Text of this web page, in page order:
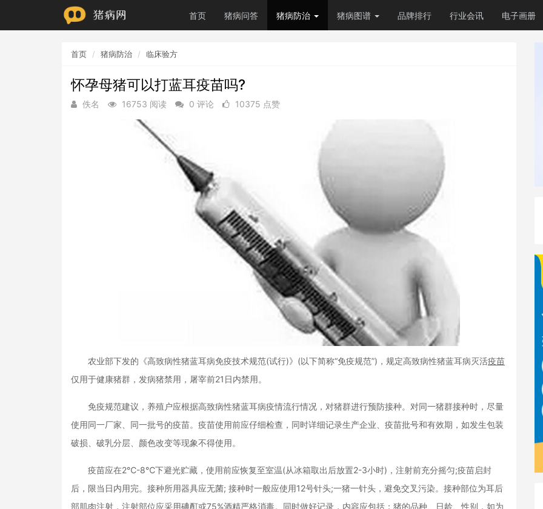
首页 猪病问答 猪病防治 猪病图谱 品牌排行 行业会讯 电子画册
首页 猪病防治 临床验方
怀孕母猪可以打蓝耳疫苗吗?
佚名 16753 阅读 0 评论 10375 点赞
农业部下发的《高致病性猪蓝耳病免疫技术规范(试行)》(以下简称“免疫规范”)，规定高致病性猪蓝耳病灭活疫苗
仅用于健康猪群，发病猪禁用，屠宰前21日内禁用。
免疫规范建议，养殖户应根据高致病性猪蓝耳病疫情流行情况，对猪群进行预防接种。对同一猪群接种时，尽量
使用同一厂家、同一批号的疫苗。疫苗使用前应仔细检查，同时详细记录生产企业、疫苗批号和有效期，如发生包装
破损、破乳分层、颜色改变等现象不得使用。
疫苗应在2℃-8℃下避光贮藏，使用前应恢复至室温(从冰箱取出后放置2-3小时)，注射前充分摇匀;疫苗启封
后，限当日内用完。接种所用器具应无菌; 接种时一般应使用12号针头;一猪一针头，避免交叉污染。接种部位为耳后
部肌肉注射，注射部位应采用碘酊或75%酒精严格消毒。同时做好记录，内容应包括：猪的品种、日龄、性别，如为